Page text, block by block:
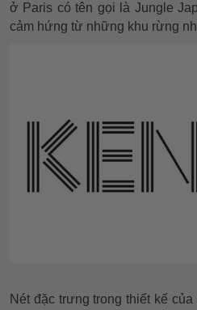
ở Paris có tên gọi là Jungle
cảm hứng từ những khu rừng
Nét đặc trưng trong thiết kế